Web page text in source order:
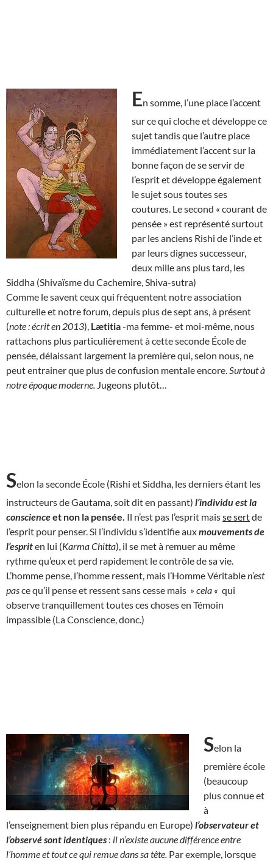
En somme, l’une place l’accent
sur ce qui cloche et développe ce
sujet tandis que l’autre place
immédiatement l’accent sur la
bonne façon de se servir de
l’esprit et développe également
le sujet sous toutes ses
coutures. Le second « courant de
pensée » est représenté surtout
par les anciens Rishi de l’inde et
par leurs dignes successeur,
deux mille ans plus tard, les
Siddha (Shivaïsme du Cachemire, Shiva-sutra)
Comme le savent ceux qui fréquentent notre association
culturelle et notre forum, depuis plus de sept ans, à présent
(note : écrit en 2013), Lætitia-ma femme- et moi-même, nous
rattachons plus particulièrement à cette seconde École de
pensée, délaissant largement la première qui, selon nous, ne
peut entrainer que plus de confusion mentale encore. Surtout à
notre époque moderne. Jugeons plutôt…
Selon la seconde École (Rishi et Siddha, les derniers étant les
instructeurs de Gautama, soit dit en passant) l’individu est la
conscienceet non la pensée. Il n’est pas l’esprit maisse sertde
l’esprit pour penser. Si l’individu s’identifie auxmouvements de
l’espriten lui (Karma Chitta), il se met à remuer au même
rythme qu’eux et perd rapidement le contrôle de sa vie.
L’homme pense, l’homme ressent, mais l’Homme Véritablen’est
pasce qu’il pense et ressent sans cesse mais » cela « qui
observe tranquillement toutes ces choses en Témoin
impassible (La Conscience, donc.)
Selon la
première école
(beaucoup
plus connue et
à
l’enseignement bien plus répandu en Europe) l’observateur et
l’observé sont identiques : il n’existe aucune différence entre
l’homme et tout ce qui remue dans sa tête. Par exemple, lorsque